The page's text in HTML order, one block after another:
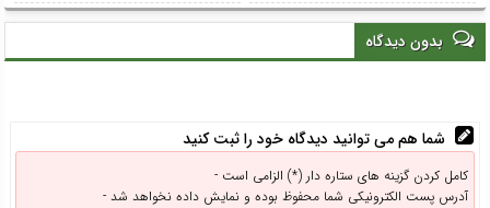
بدون دیدگاه
شما هم می توانید دیدگاه خود را ثبت کنید
کامل کردن گزینه های ستاره دار (*) الزامی است -
آدرس پست الکترونیکی شما محفوظ بوده و نمایش داده نخواهد شد -